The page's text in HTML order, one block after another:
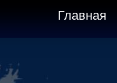
Главная